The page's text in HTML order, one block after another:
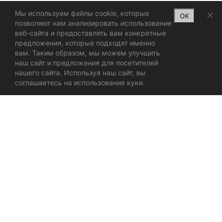
Мы используем файлы cookie, которые
позволяют нам анализировать использование
веб-сайта и предоставлять вам конкретные
предложения, которые подходят именно
вам. Таким образом, мы можем улучшить
наш сайт и предложения для посетителей
нашего сайта. Используя наш сайт, вы
соглашаетесь на использование куки.
OK